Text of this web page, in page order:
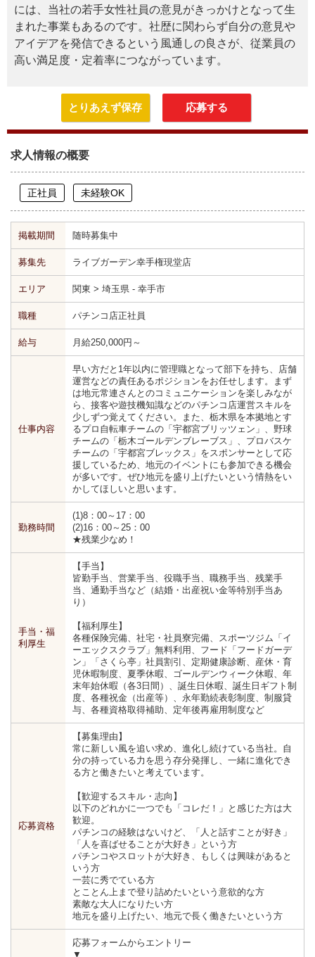
には、当社の若手女性社員の意見がきっかけとなって生
まれた事業もあるのです。社歴に関わらず自分の意見や
アイデアを発信できるという風通しの良さが、従業員の
高い満足度・定着率につながっています。
とりあえず保存 応募する
求人情報の概要
正社員 未経験OK
掲載期間 随時募集中
募集先 ライブガーデン幸手権現堂店
エリア 関東 > 埼玉県 - 幸手市
職種 パチンコ店正社員
給与 月給250,000円～
仕事内容
早い方だと1年以内に管理職となって部下を持ち、店舗
運営などの責任あるポジションをお任せします。まず
は地元常連さんとのコミュニケーションを楽しみなが
ら、接客や遊技機知識などのパチンコ店運営スキルを
少しずつ覚えてください。また、栃木県を本拠地とす
るプロ自転車チームの「宇都宮ブリッツェン」、野球
チームの「栃木ゴールデンブレーブス」、プロバスケ
チームの「宇都宮ブレックス」をスポンサーとして応
援しているため、地元のイベントにも参加できる機会
が多いです。ぜひ地元を盛り上げたいという情熱をい
かしてほしいと思います。
勤務時間
(1)8：00～17：00
(2)16：00～25：00
★残業少なめ！
手当・福
利厚生
【手当】
皆勤手当、営業手当、役職手当、職務手当、残業手
当、通勤手当など（結婚・出産祝い金等特別手当あ
り）
【福利厚生】
各種保険完備、社宅・社員寮完備、スポーツジム「イ
ーエックスクラブ」無料利用、フード「フードガーデ
ン」「さくら亭」社員割引、定期健康診断、産休・育
児休暇制度、夏季休暇、ゴールデンウィーク休暇、年
末年始休暇（各3日間）、誕生日休暇、誕生日ギフト制
度、各種祝金（出産等）、永年勤続表彰制度、制服貸
与、各種資格取得補助、定年後再雇用制度など
応募資格
【募集理由】
常に新しい風を追い求め、進化し続けている当社。自
分の持っている力を思う存分発揮し、一緒に進化でき
る方と働きたいと考えています。
【歓迎するスキル・志向】
以下のどれかに一つでも「コレだ！」と感じた方は大
歓迎。
パチンコの経験はないけど、「人と話すことが好き」
「人を喜ばせることが大好き」という方
パチンコやスロットが大好き、もしくは興味があると
いう方
一芸に秀でている方
とことん上まで登り詰めたいという意欲的な方
素敵な大人になりたい方
地元を盛り上げたい、地元で長く働きたいという方
応募フォームからエントリー
▼